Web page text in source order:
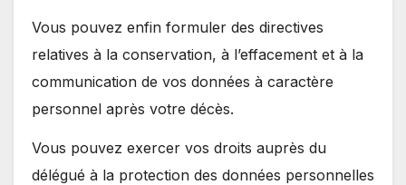
Vous pouvez enfin formuler des directives
relatives à la conservation, à l’effacement et à la
communication de vos données à caractère
personnel après votre décès.
Vous pouvez exercer vos droits auprès du
délégué à la protection des données personnelles